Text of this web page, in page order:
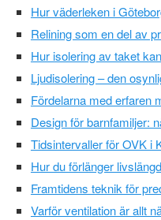
Hur väderleken i
Relining som en del av
Hur isolering av taket
Ljudisolering – den
Fördelarna med erfaren
Design för barnfamiljer:
Tidsintervaller för OVK i
Hur du förlänger
Framtidens teknik för
Varför ventilation är allt